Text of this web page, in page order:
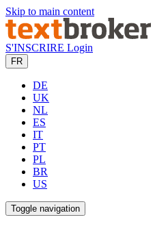
Skip to main content
S'INSCRIRE Login
FR
DE
UK
NL
ES
IT
PT
PL
BR
US
Toggle navigation